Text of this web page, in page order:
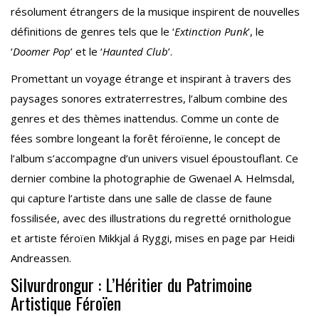
résolument étrangers de la musique inspirent de nouvelles
définitions de genres tels que le ‘Extinction Punk’, le
‘Doomer Pop’ et le ‘Haunted Club’.
Promettant un voyage étrange et inspirant à travers des
paysages sonores extraterrestres, l’album combine des
genres et des thèmes inattendus. Comme un conte de
fées sombre longeant la forêt féroïenne, le concept de
l’album s’accompagne d’un univers visuel époustouflant. Ce
dernier combine la photographie de Gwenael A. Helmsdal,
qui capture l’artiste dans une salle de classe de faune
fossilisée, avec des illustrations du regretté ornithologue
et artiste féroïen Mikkjal á Ryggi, mises en page par Heidi
Andreassen.
Silvurdrongur : L’Héritier du Patrimoine
Artistique Féroïen